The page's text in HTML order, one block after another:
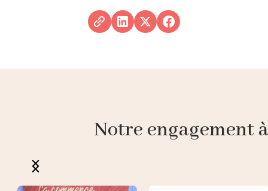
Notre engagement